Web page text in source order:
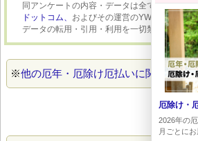
同アンケートの内容・データは全て姉妹サイト
ドットコム、 およびその運営のYWMOに帰属
データの転用・引用・利用を一切禁じます。
※他の厄年・厄除け厄払いに関するアン
厄除け・
2026年の
月ごとにお